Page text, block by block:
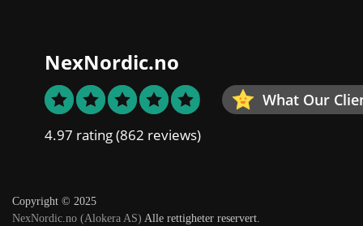
NexNordic.no
What Our
4.97 rating(862 reviews)
Copyright © 2025
NexNordic.no (Alokera AS) Alle rettigheter reservert.